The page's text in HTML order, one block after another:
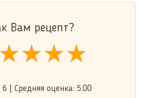
Вам рецепт?
6 Средняя оценка: 5.00